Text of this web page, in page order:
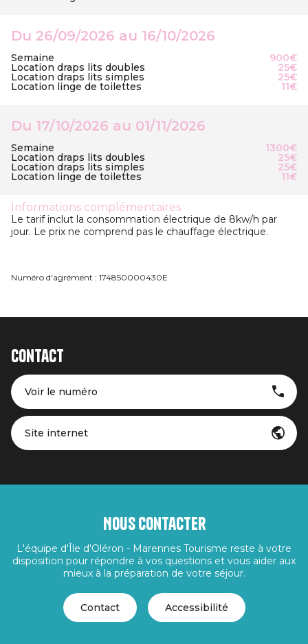
Du 26/09/2026 au 16/10/2026
Semaine 900€
Location draps lits doubles 25€
Location draps lits simples 25€
Location linge de toilettes 11€
Du 17/10/2026 au 01/11/2026
Semaine 1300€
Location draps lits doubles 25€
Location draps lits simples 25€
Location linge de toilettes 11€
Informations complémentaires
Le tarif inclut la consommation électrique de 8kw/h par
jour. Le prix ne comprend pas le chauffage électrique.
Numéro d'agrément : 174850000430E
Contact
Voir le numéro
Site internet
Nous contacter
L'équipe d'Île d'Oléron - Marennes Tourisme reste à votre
disposition pour répondre à vos questions et vous aider aux
mieux à la préparation de votre séjour.
Contact Accessibilité